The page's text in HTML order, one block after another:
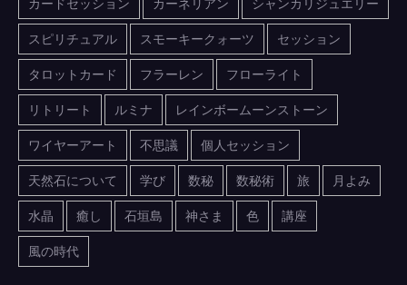
カードセッション カーネリアン シャンカリジュエリー
スピリチュアル スモーキークォーツ セッション
タロットカード フラーレン フローライト
リトリート ルミナ レインボームーンストーン
ワイヤーアート 不思議 個人セッション
天然石について 学び 数秘 数秘術 旅 月よみ
水晶 癒し 石垣島 神さま 色 講座
風の時代